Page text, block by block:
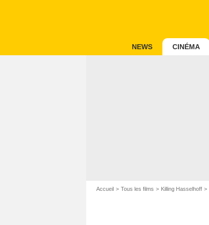
NEWS CINÉMA
Accueil Tous les films Killing Hasselhoff